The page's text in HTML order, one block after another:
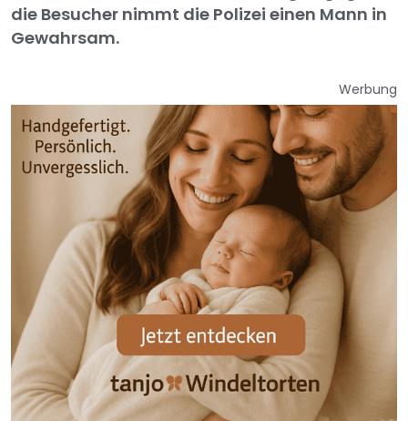
die Besucher nimmt die Polizei einen Mann in
Gewahrsam.
Werbung